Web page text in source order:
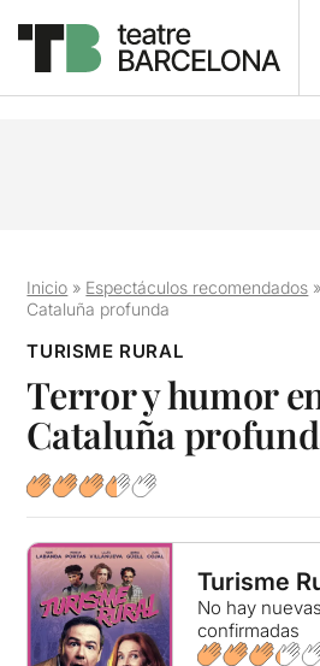
Inicio » Espectáculos recomendados
Cataluña profunda
TURISME RURAL
Terror y humor
Cataluña
Turisme
No hay
confirmadas